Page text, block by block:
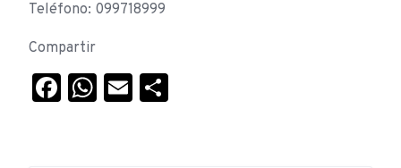
Teléfono: 099718999
Compartir
Facebook
WhatsApp
Email